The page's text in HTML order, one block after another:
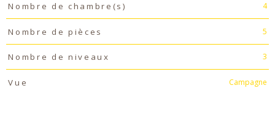
Nombre de chambre(s) 4
Nombre de pièces 5
Nombre de niveaux 3
Vue Campagne